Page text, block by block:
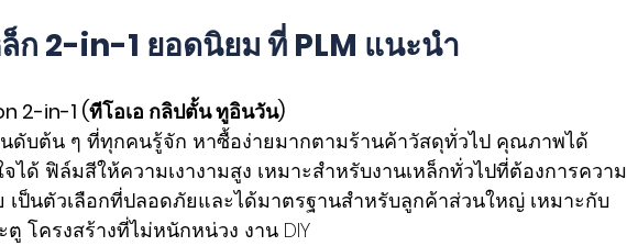
ก 2-in-1 ยอดนิยม ที่ PLM แนะนำ
2-in-1 (ทีโอเอ กลิปตั้น ทูอินวัน)
ดับต้น ๆ ที่ทุกคนรู้จัก หาซื้อง่ายมากตามร้านค้าวัสดุทั่วไป คุณภาพได้
ได้ ฟิล์มสีให้ความเงางามสูง เหมาะสำหรับงานเหล็กทั่วไปที่ต้องการความ
เป็นตัวเลือกที่ปลอดภัยและได้มาตรฐานสำหรับลูกค้าส่วนใหญ่ เหมาะกับ
ตู โครงสร้างที่ไม่หนักหน่วง งาน DIY